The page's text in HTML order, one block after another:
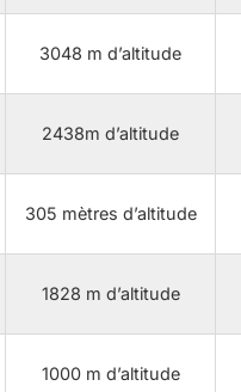
3048 m d’altitude
2438m d’altitude
305 mètres d’altitude
1828 m d’altitude
1000 m d’altitude